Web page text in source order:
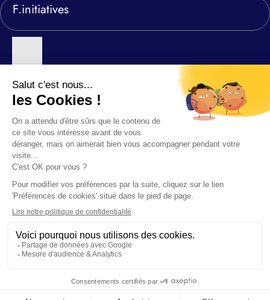
F.initiatives
Nos agences
©2026 F-INITIATIVES
Politique de confidentialité relative au site F.initiatives
Mentions légales
Préférences de cookies
Accessibilité : partiellement conforme